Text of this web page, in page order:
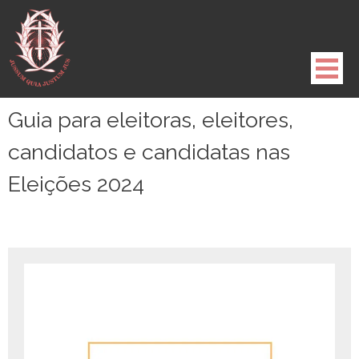
para
conteúdo
Guia para eleitoras, eleitores,
candidatos e candidatas nas
Eleições 2024